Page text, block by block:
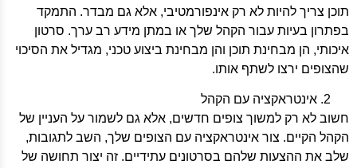
תוכן צריך להיות לא רק אינפורמטיבי, אלא גם מבדר. התמקד
בפתרון בעיות עבור הקהל שלך או במתן מידע רב ערך. סרטון
איכותי, הן מבחינת תוכן והן מבחינת ביצוע טכני, מגדיל את הסיכוי
שהצופים ירצו לשתף אותו.
אינטראקציה עם הקהל
חשוב לא רק למשוך צופים חדשים, אלא גם לשמור על העניין של
הקהל הקיים. צור אינטראקציה עם הצופים שלך, השב לתגובות,
שלב את ההצעות שלהם בסרטונים עתידיים. זה יצור תחושה של